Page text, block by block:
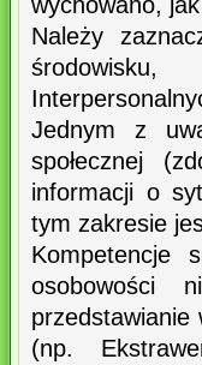
Należy
Jednym z
społecznej
informacji o
tym zakresie
Kompetencje
osobowości
przedstawianie
(np.